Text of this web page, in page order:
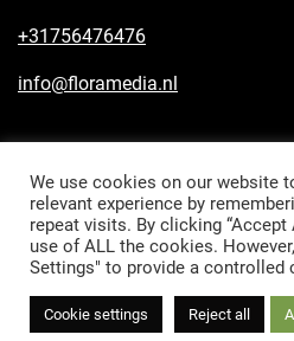
+31756476476
info@floramedia.nl
laat een bericht achter
We use cookies on our website
relevant experience by
repeat visits. By clicking
use of ALL the cookies.
Settings" to provide a controlled
Cookie settings Reject all